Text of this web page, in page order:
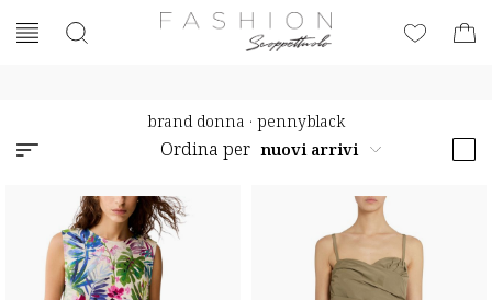
brand donna · pennyblack
Ordina per